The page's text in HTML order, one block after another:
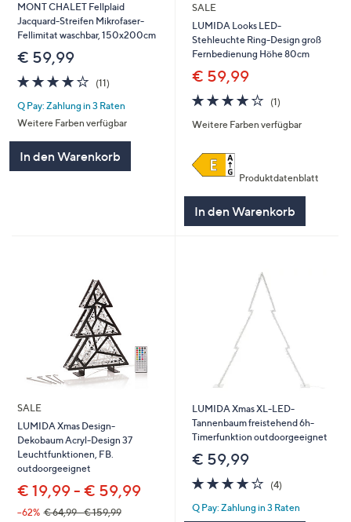
MONT CHALET Fellplaid
Jacquard-Streifen Mikrofaser-
Fellimitat waschbar, 150x200cm
€ 59,99
4.0
von
5
(11)11
Q Pay: Zahlung in 3 Raten
Weitere Farben verfügbar
In den Warenkorb
SALE
LUMIDA Looks LED-
Stehleuchte Ring-Design groß
Fernbedienung Höhe 80cm
€ 59,99
4.0
von
5
(1)1
Weitere Farben verfügbar
Produktdatenblatt
In den Warenkorb
SALE
LUMIDA Xmas Design-
Dekobaum Acryl-Design 37
Leuchtfunktionen, FB.
outdoorgeeignet
€ 19,99 - € 59,99
--62% € 64,99 - € 159,99
LUMIDA Xmas XL-LED-
Tannenbaum freistehend 6h-
Timerfunktion outdoorgeeignet
€ 59,99
3.8
von
5
(4)4
Q Pay: Zahlung in 3 Raten